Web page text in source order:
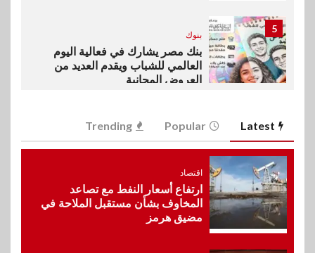
5
بنوك
بنك مصر يشارك في فعالية اليوم
العالمي للشباب ويقدم العديد من
العروض المجانية
6
بنوك
بنك QNB مصر يعزز جاهزية
للنمو والتوسع
اخبار
Latest
Popular
Trending
اقتصاد
ارتفاع أسعار النفط مع تصاعد
المخاوف بشأن مستقبل الملاحة في
مضيق هرمز